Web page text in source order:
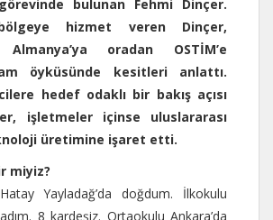
görevinde bulunan Fehmi Dinçer.
bölgeye hizmet veren Dinçer,
Almanya’ya oradan OSTİM’e
öyküsünde kesitleri anlattı.
hedef odaklı bir bakış açısı
işletmeler içinse uluslararası
üretimine işaret etti.
miyiz?
Yayladağ’da doğdum. İlkokulu
8 kardeşiz. Ortaokulu Ankara’da